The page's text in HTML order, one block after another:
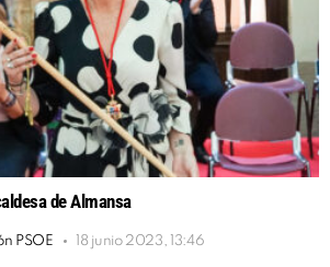
de Almansa
PSOE 18 junio 2023, 13:46